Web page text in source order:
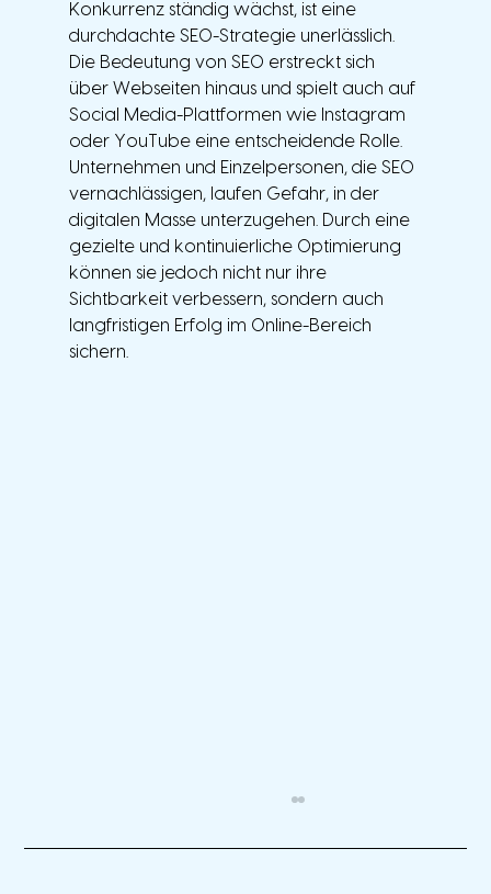
Konkurrenz ständig wächst, ist eine
durchdachte SEO-Strategie unerlässlich.
Die Bedeutung von SEO erstreckt sich
über Webseiten hinaus und spielt auch auf
Social Media-Plattformen wie Instagram
oder YouTube eine entscheidende Rolle.
Unternehmen und Einzelpersonen, die SEO
vernachlässigen, laufen Gefahr, in der
digitalen Masse unterzugehen. Durch eine
gezielte und kontinuierliche Optimierung
können sie jedoch nicht nur ihre
Sichtbarkeit verbessern, sondern auch
langfristigen Erfolg im Online-Bereich
sichern.